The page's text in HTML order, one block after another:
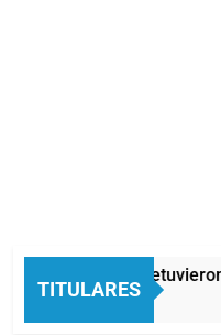
TITULARES
Quilmes:
5 Horas Atrás